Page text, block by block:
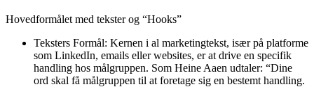
Hovedformålet med tekster og “Hooks”
Teksters Formål: Kernen i al marketingtekst, især på platforme
som LinkedIn, emails eller websites, er at drive en specifik
handling hos målgruppen. Som Heine Aaen udtaler: “Dine
ord skal få målgruppen til at foretage sig en bestemt handling.